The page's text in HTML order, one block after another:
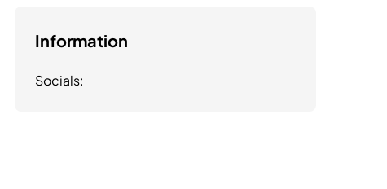
Information
Socials: